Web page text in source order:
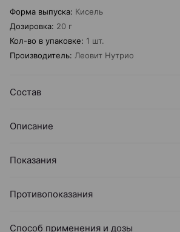
Форма выпуска: Кисель
Дозировка: 20 г
Кол-во в упаковке: 1 шт.
Производитель: Леовит Нутрио
Состав
Описание
Показания
Противопоказания
Способ применения и дозы